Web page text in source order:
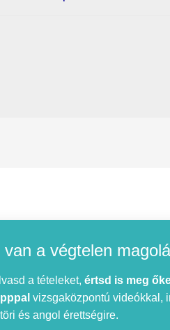
van a végtelen
a tételeket, értsd is meg
vizsgaközpontú videókkal,
és angol érettségire.